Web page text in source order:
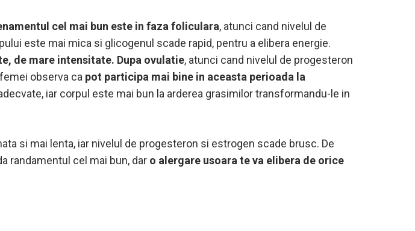
cel mai bun este in faza foliculara, atunci cand nivelul de
este mai mica si glicogenul scade rapid, pentru a elibera energie.
de mare intensitate. Dupa ovulatie, atunci cand nivelul de progesteron
observa ca pot participa mai bine in aceasta perioada la
iar corpul este mai bun la arderea grasimilor transformandu-le in
si mai lenta, iar nivelul de progesteron si estrogen scade brusc. De
randamentul cel mai bun, dar o alergare usoara te va elibera de orice